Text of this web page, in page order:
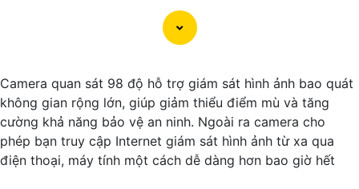
một cách hiệu quả và tiện lợi.
Camera quan sát 98 độ hỗ trợ giám sát hình ảnh bao quát
không gian rộng lớn, giúp giảm thiểu điểm mù và tăng
cường khả năng bảo vệ an ninh. Ngoài ra camera cho
phép bạn truy cập Internet giám sát hình ảnh từ xa qua
điện thoại, máy tính một cách dễ dàng hơn bao giờ hết